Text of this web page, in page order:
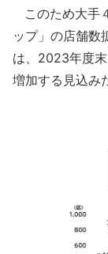
このため大手
ップ」の店舗数
は、2023年度
増加する見込み